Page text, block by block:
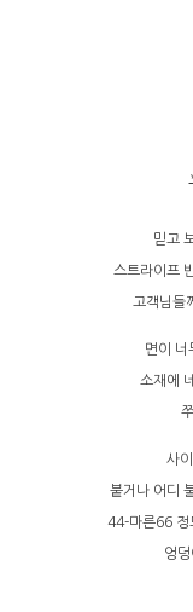
믿고
스트라이프
고객님들
면이 너
소재에
사
붙거나 어디
44-마른66 정
엉